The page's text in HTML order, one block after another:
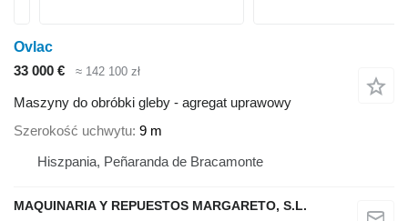
Ovlac
33 000 €
≈ 142 100 zł
Maszyny do obróbki gleby - agregat uprawowy
Szerokość uchwytu 9 m
Hiszpania, Peñaranda de Bracamonte
MAQUINARIA Y REPUESTOS MARGARETO, S.L.